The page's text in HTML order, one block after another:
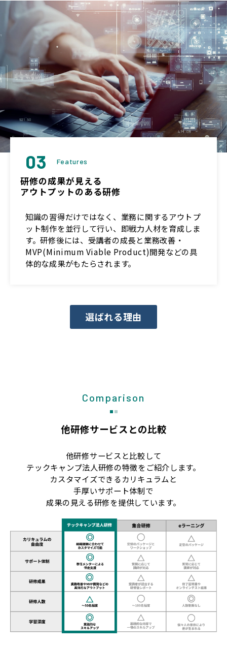
03 Features
研修の成果が見える
アウトプットのある研修
知識の習得だけではなく、業務に関するアウトプ
ット制作を並行して行い、即戦力人材を育成しま
す。研修後には、受講者の成長と業務改善・
MVP(Minimum Viable Product)開発などの具
体的な成果がもたらされます。
選ばれる理由
Comparison
他研修サービスとの比較
他研修サービスと比較して
テックキャンプ法人研修の特徴をご紹介します。
カスタマイズできるカリキュラムと
手厚いサポート体制で
成果の見える研修を提供しています。